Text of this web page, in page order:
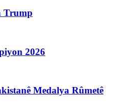
Trump
2026
Medalya Rûmetê